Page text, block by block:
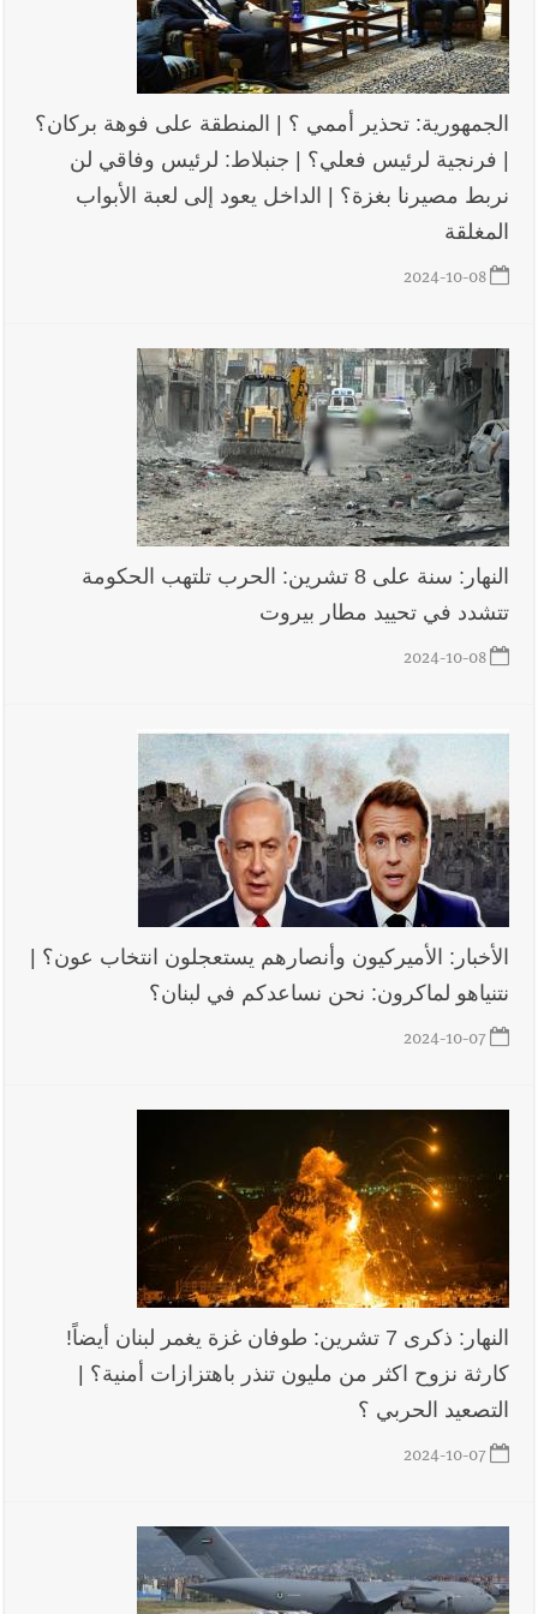
الجمهورية: تحذير أممي ؟ | المنطقة على فوهة بركان؟
| فرنجية لرئيس فعلي؟ | جنبلاط: لرئيس وفاقي لن
نربط مصيرنا بغزة؟ | الداخل يعود إلى لعبة الأبواب
المغلقة
2024-10-08
النهار: سنة على 8 تشرين: الحرب تلتهب الحكومة
تتشدد في تحييد مطار بيروت
2024-10-08
الأخبار: الأميركيون وأنصارهم يستعجلون انتخاب عون؟ |
نتنياهو لماكرون: نحن نساعدكم في لبنان؟
2024-10-07
النهار: ذكرى 7 تشرين: طوفان غزة يغمر لبنان أيضاً!
كارثة نزوح اكثر من مليون تنذر باهتزازات أمنية؟ |
التصعيد الحربي ؟
2024-10-07